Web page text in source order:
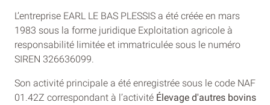
L’entreprise EARL LE BAS PLESSIS a été créée en mars
1983 sous la forme juridique Exploitation agricole à
responsabilité limitée et immatriculée sous le numéro
SIREN 326636099.
Son activité principale a été enregistrée sous le code NAF
01.42Z correspondant à l’activité Élevage d'autres bovins